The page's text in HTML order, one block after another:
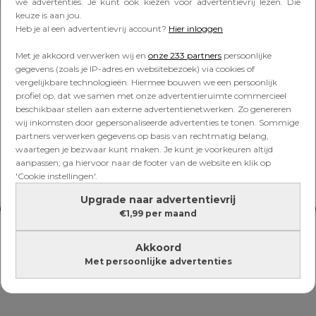
keuze is aan jou.
Heb je al een advertentievrij account? Hier inloggen
Met je akkoord verwerken wij en onze 233 partners persoonlijke
gegevens (zoals je IP-adres en websitebezoek) via cookies of
vergelijkbare technologieën. Hiermee bouwen we een persoonlijk
profiel op, dat we samen met onze advertentieruimte commercieel
beschikbaar stellen aan externe advertentienetwerken. Zo genereren
wij inkomsten door gepersonaliseerde advertenties te tonen. Sommige
partners verwerken gegevens op basis van rechtmatig belang,
waartegen je bezwaar kunt maken. Je kunt je voorkeuren altijd
aanpassen; ga hiervoor naar de footer van de website en klik op
'Cookie instellingen'.
Upgrade naar advertentievrij
€1,99 per maand
Akkoord
Met persoonlijke advertenties